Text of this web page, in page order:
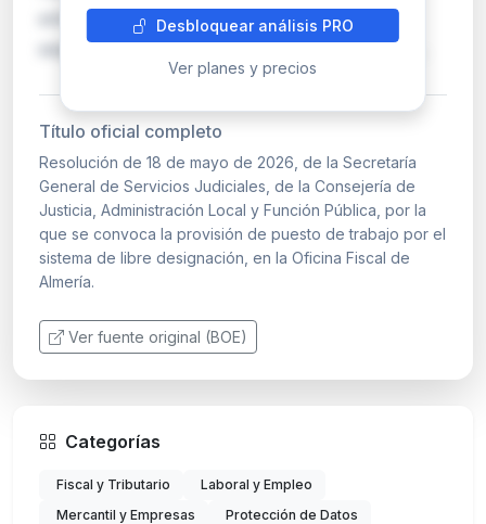
entre funcionarios que reúnan los requisitos
exigidos, sin seguir un baremo estricto de mé…
Desbloquear análisis PRO
Ver planes y precios
Título oficial completo
Resolución de 18 de mayo de 2026, de la Secretaría
General de Servicios Judiciales, de la Consejería de
Justicia, Administración Local y Función Pública, por la
que se convoca la provisión de puesto de trabajo por el
sistema de libre designación, en la Oficina Fiscal de
Almería.
Ver fuente original (BOE)
Categorías
Fiscal y Tributario
Laboral y Empleo
Mercantil y Empresas
Protección de Datos